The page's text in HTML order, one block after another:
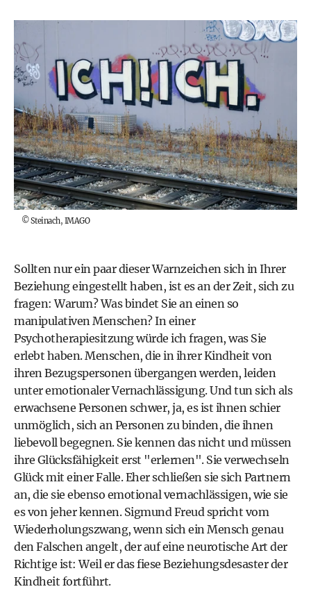
©Steinach, IMAGO
Sollten nur ein paar dieser Warnzeichen sich in Ihrer
Beziehung eingestellt haben, ist es an der Zeit, sich zu
fragen: Warum? Was bindet Sie an einen so
manipulativen Menschen? In einer
Psychotherapiesitzung würde ich fragen, was Sie
erlebt haben. Menschen, die in ihrer Kindheit von
ihren Bezugspersonen übergangen werden, leiden
unter emotionaler Vernachlässigung. Und tun sich als
erwachsene Personen schwer, ja, es ist ihnen schier
unmöglich, sich an Personen zu binden, die ihnen
liebevoll begegnen. Sie kennen das nicht und müssen
ihre Glücksfähigkeit erst "erlernen". Sie verwechseln
Glück mit einer Falle. Eher schließen sie sich Partnern
an, die sie ebenso emotional vernachlässigen, wie sie
es von jeher kennen. Sigmund Freud spricht vom
Wiederholungszwang, wenn sich ein Mensch genau
den Falschen angelt, der auf eine neurotische Art der
Richtige ist: Weil er das fiese Beziehungsdesaster der
Kindheit fortführt.